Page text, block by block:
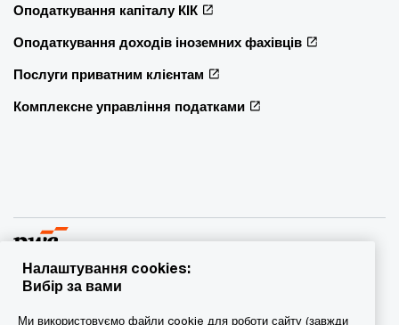
Оподаткування капіталу КІК
Оподаткування доходів іноземних фахівців
Послуги приватним клієнтам
Комплексне управління податками
Налаштування cookies:
Вибір за вами
Ми використовуємо файли cookie для роботи сайту (завжди